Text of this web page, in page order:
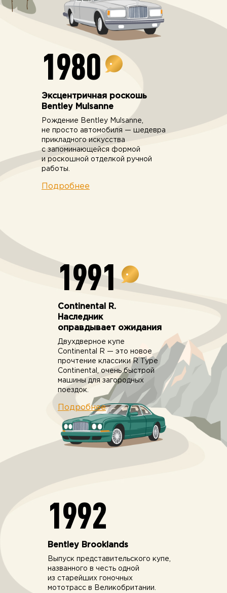
1980
Эксцентричная роскошь
Bentley Mulsanne
Рождение Bentley Mulsanne,
не просто автомобиля — шедевра
прикладного искусства
с запоминающейся формой
и роскошной отделкой ручной
работы.
Подробнее
1991
Continental R.
Наследник
оправдывает ожидания
Двухдверное купе
Continental R — это новое
прочтение классики R Type
Continental, очень быстрой
машины для загородных
поездок.
Подробнее
1992
Bentley Brooklands
Выпуск представительского купе,
названного в честь одной
из старейших гоночных
мототрасс в Великобритании.